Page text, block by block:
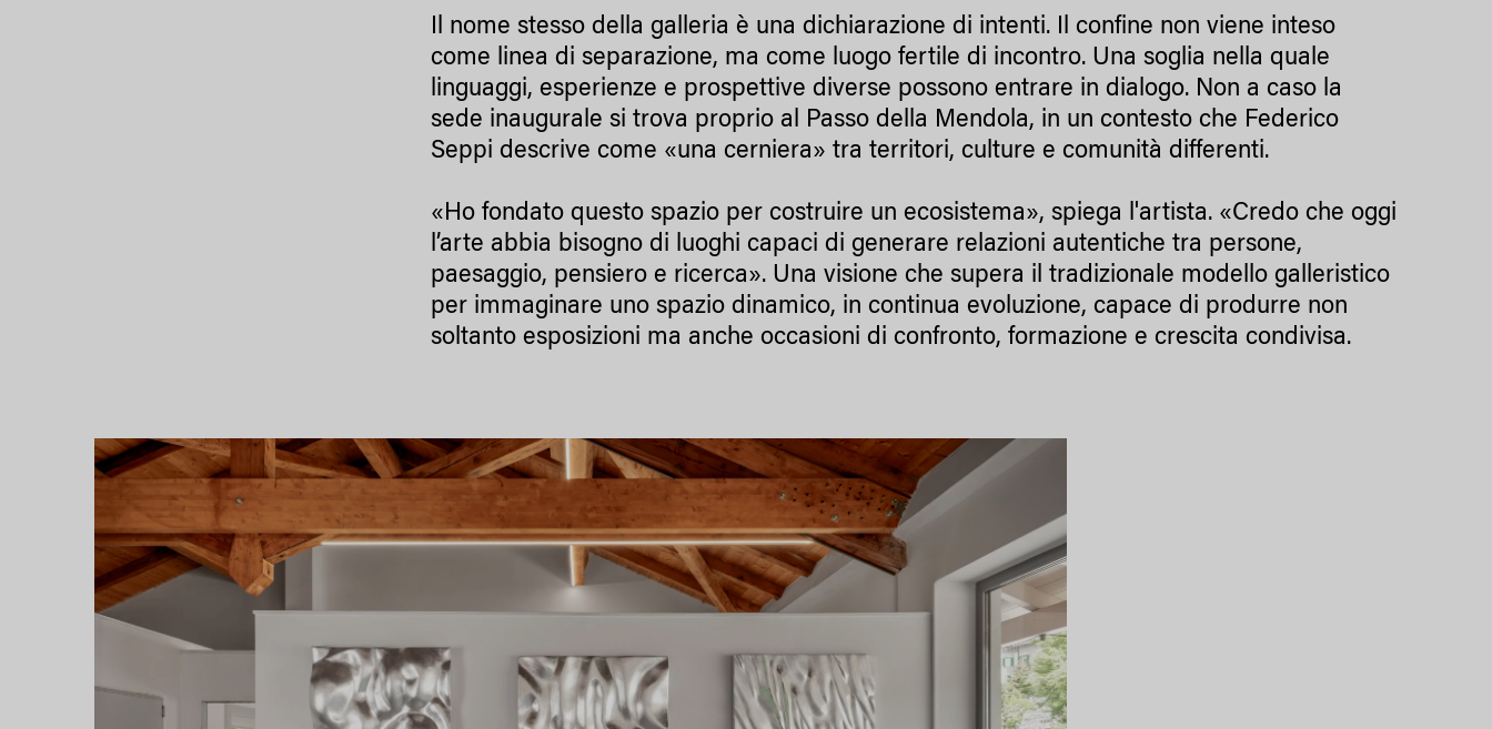
Il nome stesso della galleria è una dichiarazione di intenti. Il confine non viene inteso
come linea di separazione, ma come luogo fertile di incontro. Una soglia nella quale
linguaggi, esperienze e prospettive diverse possono entrare in dialogo. Non a caso la
sede inaugurale si trova proprio al Passo della Mendola, in un contesto che Federico
Seppi descrive come «una cerniera» tra territori, culture e comunità differenti.
«Ho fondato questo spazio per costruire un ecosistema», spiega l'artista. «Credo che oggi
l’arte abbia bisogno di luoghi capaci di generare relazioni autentiche tra persone,
paesaggio, pensiero e ricerca». Una visione che supera il tradizionale modello galleristico
per immaginare uno spazio dinamico, in continua evoluzione, capace di produrre non
soltanto esposizioni ma anche occasioni di confronto, formazione e crescita condivisa.